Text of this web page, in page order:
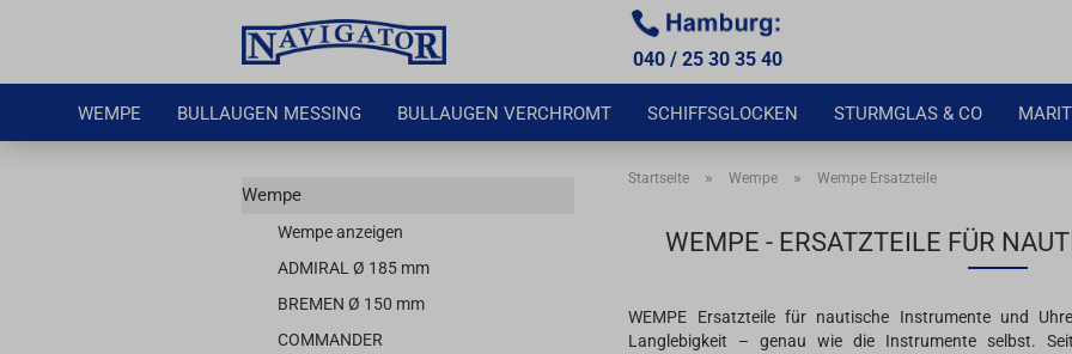
040 / 25 30 35 40
WEMPE BULLAUGEN MESSING BULLAUGEN VERCHROMT SCHIFFSGLOCKEN STURMGLAS & CO
Startseite » Wempe » Wempe Ersatzteile
WEMPE - ERSATZTEILE FÜR
WEMPE Ersatzteile für nautische Instrumente und
Langlebigkeit – genau wie die Instrumente selbst.
Wempe
Wempe anzeigen
ADMIRAL Ø 185 mm
BREMEN Ø 150 mm
COMMANDER